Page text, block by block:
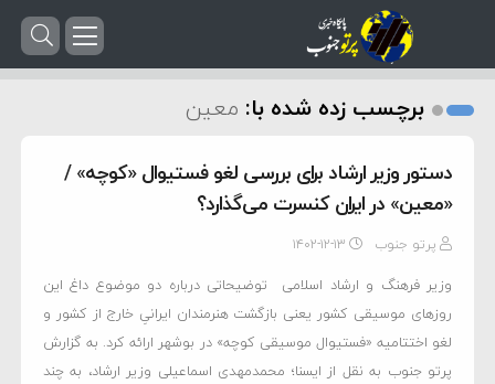
برچسب زده شده با: معین
دستور وزیر ارشاد برای بررسی لغو فستیوال «کوچه» /
«معین» در ایران کنسرت می‌گذارد؟
پرتو جنوب ۱۴۰۲-۱۲-۱۳
وزیر فرهنگ و ارشاد اسلامی توضیحاتی درباره دو موضوع داغ این
روزهای موسیقی کشور یعنی بازگشت هنرمندان ایرانیِ خارج از کشور و
لغو اختتامیه «فستیوال موسیقی کوچه» در بوشهر ارائه کرد. به گزارش
پرتو جنوب به نقل از ایسنا؛ محمدمهدی اسماعیلی وزیر ارشاد، به چند